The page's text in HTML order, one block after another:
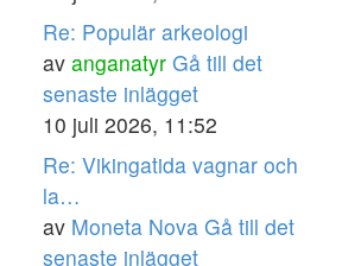
Re: Populär arkeologi
av anganatyr Gå till det
senaste inlägget
10 juli 2026, 11:52
Re: Vikingatida vagnar och
la…
av Moneta Nova Gå till det
senaste inlägget